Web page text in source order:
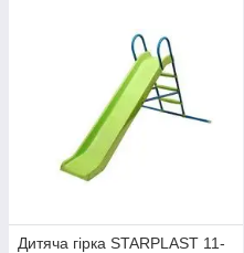
Дитяча гірка STARPLAST 11-